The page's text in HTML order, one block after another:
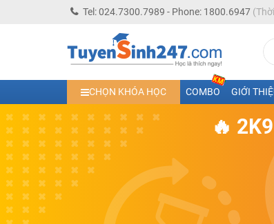
Tel: 024.7300.7989 - Phone: 1800.6947
CHỌN KHÓA HỌC COMBO GIỚI
🔥
Học trực tuyến lớp 10 các môn Toán - Lý -
Học trực tuyến lớp 11 đủ môn cùng Thầy Cô
Học online trực tuyến cấp Tiểu học và THCS
Học online lớp 5 cùng thầy cô giáo giỏi, nổi
Học online lớp 7 cùng thầy cô giáo giỏi
Học online lớp 6 cùng thầy cô giỏi, nổi tiếng
Học online lớp 8 cùng thầy cô giáo giỏi
2K13! Bứt Phá Lớp 5 Năm Học 2023 - 2024